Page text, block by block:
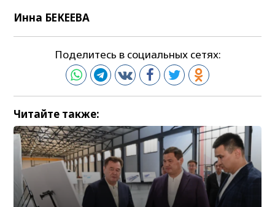
Инна БЕКЕЕВА
Поделитесь в социальных сетях:
Читайте также: